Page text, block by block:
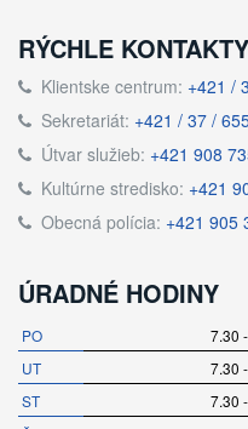
RÝCHLE KONTAKTY
Klientske centrum: +421 /
Sekretariát: +421 / 37 /
Útvar služieb: +421 908
Kultúrne stredisko: +421
Obecná polícia: +421 905
ÚRADNÉ HODINY
PO
7.30
UT
7.30
ST
7.30